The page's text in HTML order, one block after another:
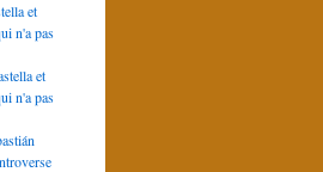
et
n'a pas
et
n'a pas